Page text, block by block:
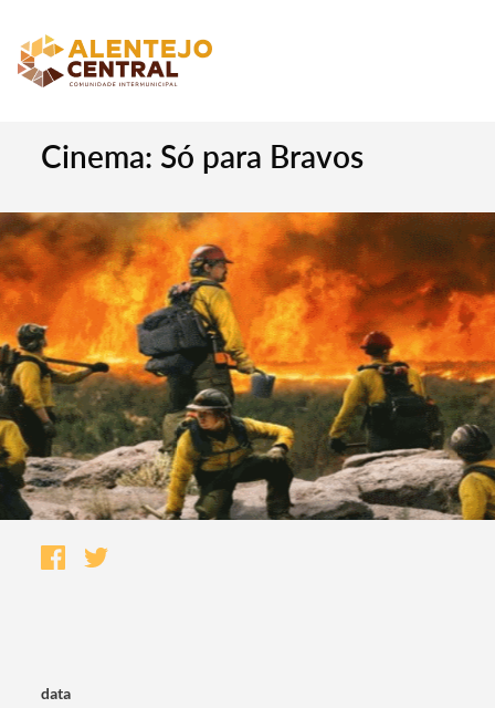
Cinema: Só para Bravos
data